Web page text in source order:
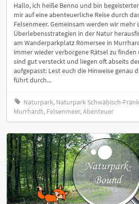
Hallo, ich heiße Benno und bin
mir auf eine abenteuerliche Reise durch
Felsenmeer. Gemeinsam werden wir mehr
Überlebensstrategien in der Natur
am Wanderparkplatz Römersee in
immer wieder verborgene Rätsel zu finden
sind gut versteckt und liegen oft abseits
aufgepasst: Lest euch die Hinweise genau
führt durch...
Naturpark, Naturpark Schwäbisch-
Murrhardt, Felsenmeer, Abenteuer